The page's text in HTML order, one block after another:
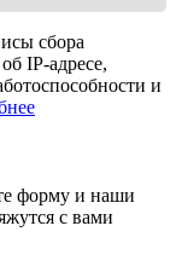
6
сбора
IP-адресе,
и
форму и наши
с вами